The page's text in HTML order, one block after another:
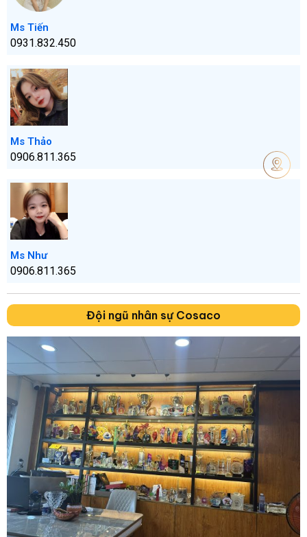
Ms Tiến
0931.832.450
Ms Thảo
0906.811.365
Ms Như
0906.811.365
Đội ngũ nhân sự Cosaco